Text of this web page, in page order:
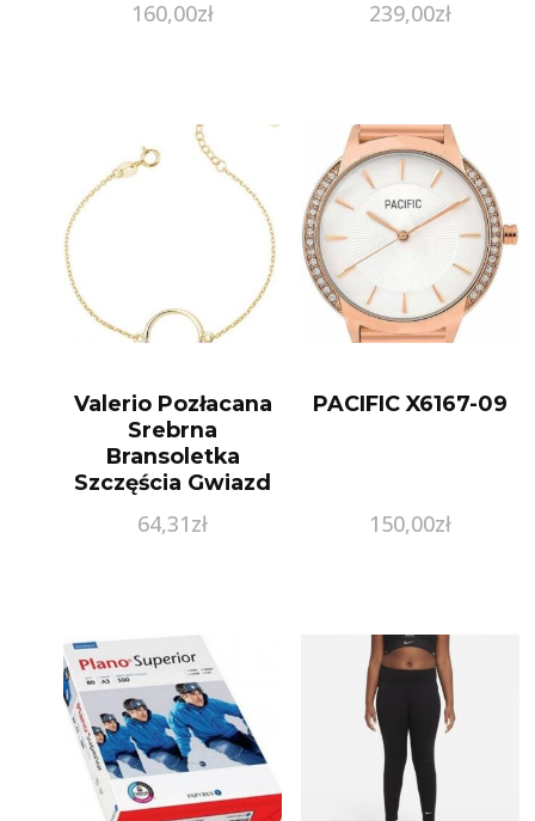
160,00zł 239,00zł
Valerio Pozłacana
Srebrna
Bransoletka
Szczęścia Gwiazd
Circle Ring
64,31zł
PACIFIC X6167-09
150,00zł